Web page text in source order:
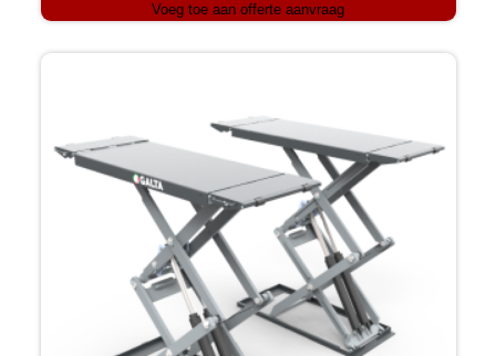
Voeg toe aan offerte aanvraag